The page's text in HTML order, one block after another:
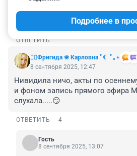
Кто все эти люди? Им больше
ОТВЕТИТЬ
❤️‍🔥Фригида ❀ Карловна ﾟ☾ ﾟ｡⋆
Подробнее в
8 сентября 2025, 12:47
Нивидила ничо, акты по
и фоном запись прямого эфира
слухала.....😏
ОТВЕТИТЬ 4
Гость
8 сентября 2025, 13:07